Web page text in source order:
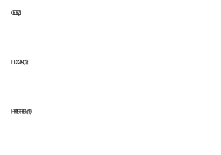
GOELZ1
HUGONG12
HYPERTHERM19